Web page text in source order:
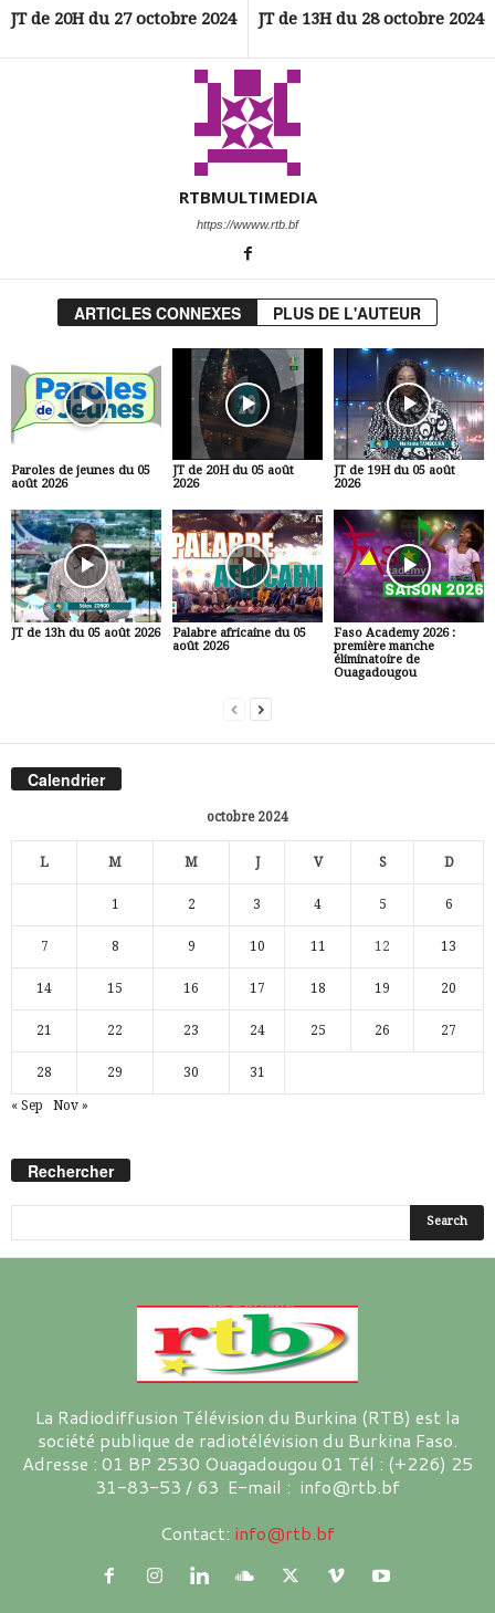
JT de 20H du 27 octobre 2024 JT de 13H du 28 octobre 2024
RTBMULTIMEDIA
https://wwww.rtb.bf
ARTICLES CONNEXES PLUS DE L'AUTEUR
Paroles de jeunes du 05
août 2026
JT de 20H du 05 août
2026
JT de 19H du 05 août
2026
JT de 13h du 05 août 2026
Palabre africaine du 05
août 2026
Faso Academy 2026 :
première manche
éliminatoire de
Ouagadougou
Calendrier
octobre 2024
L M M J V S D
1 2 3 4 5 6
7 8 9 10 11 12 13
14 15 16 17 18 19 20
21 22 23 24 25 26 27
28 29 30 31
« Sep Nov »
Rechercher
La Radiodiffusion Télévision du Burkina (RTB) est la
société publique de radiotélévision du Burkina Faso.
Adresse : 01 BP 2530 Ouagadougou 01 Tél : (+226) 25
31-83-53 / 63 E-mail : info@rtb.bf
Contact: info@rtb.bf